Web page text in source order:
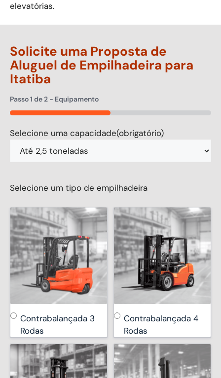
elevatórias.
Solicite uma Proposta de
Aluguel de Empilhadeira para
Itatiba
Passo1 de2 - Equipamento
50%
Selecione uma capacidade(obrigatório)
Selecione um tipo de empilhadeira
Contrabalançada 3
Rodas
Contrabalançada 4
Rodas